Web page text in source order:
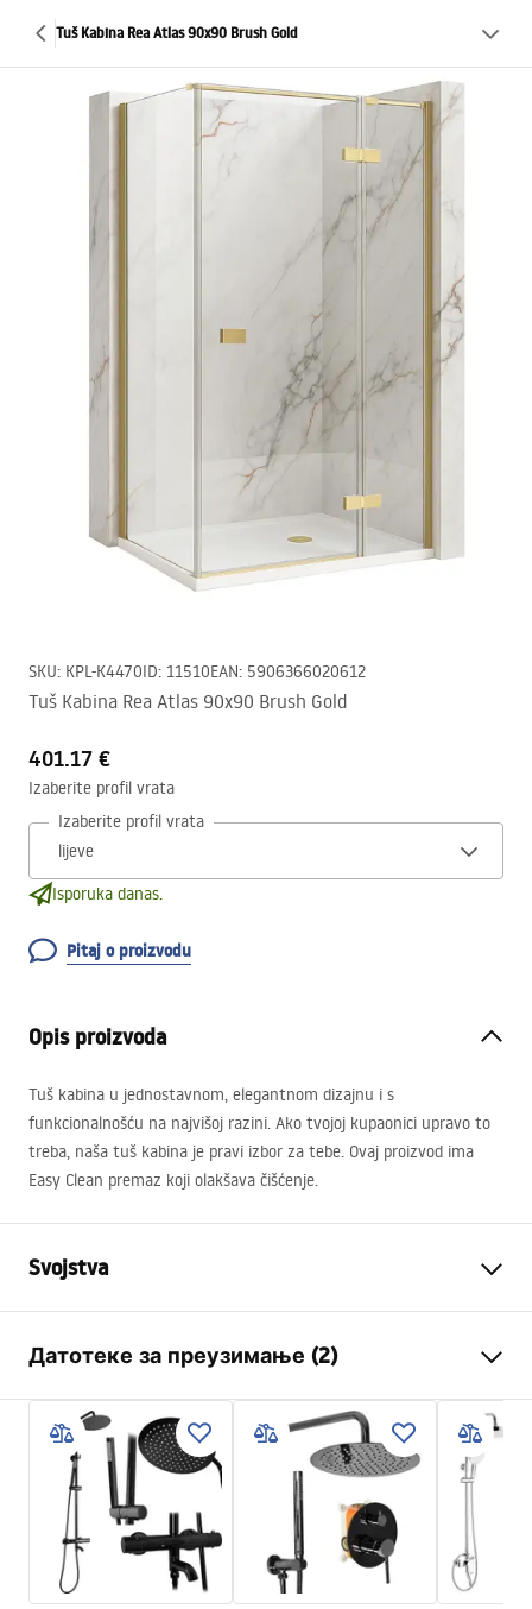
Tuš Kabina Rea Atlas 90x90 Brush Gold
SKU: KPL-K4470ID: 11510EAN: 5906366020612
Tuš Kabina Rea Atlas 90x90 Brush Gold
401.17 €
Izaberite profil vrata
Izaberite profil vrata
Isporuka danas.
Pitaj o proizvodu
Opis proizvoda
Tuš kabina u jednostavnom, elegantnom dizajnu i s
funkcionalnošću na najvišoj razini. Ako tvojoj kupaonici upravo to
treba, naša tuš kabina je pravi izbor za tebe. Ovaj proizvod ima
Easy Clean premaz koji olakšava čišćenje.
Svojstva
stijenka)
Boja
Złoty szczotkowany
Tip kabine
Ugao
Boja stakla
Transparent 6mm
Naćin otvoranja
Na kip
Seria
Atlas
Montaža
Na tuš kadi ili podu
Датотеке за преузимање (2)
Warunki bezpieczeństwa
WARUNKI BEZPIECZENSTWA KABINY DRZWI
PARAWANY.pdf
Instrukcja montażu
Instrukcja montażu kabiny Atlas.pdf